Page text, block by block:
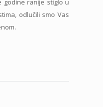
godine ranije stiglo u
odlučili smo Vas